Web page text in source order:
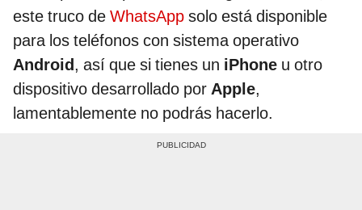
este truco de WhatsApp solo está disponible
para los teléfonos con sistema operativo
Android, así que si tienes un iPhone u otro
dispositivo desarrollado por Apple,
lamentablemente no podrás hacerlo.